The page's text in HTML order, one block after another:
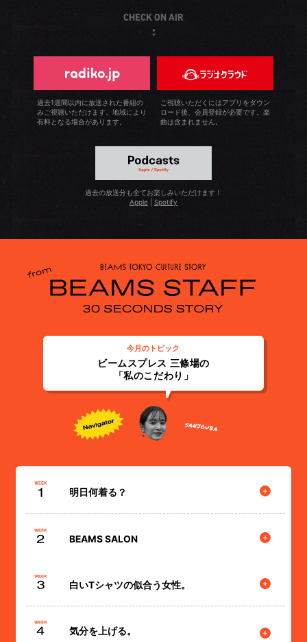
CHECK ON AIR
過去1週間以内に放送された番組の
みご視聴いただけます。地域により
有料となる場合があります。
ご視聴いただくにはアプリをダウン
ロード後、会員登録が必要です。楽
曲は含まれません。
過去の放送分も全てお楽しみいただけます！
Apple
Spotify
今月のトピック
ビームスプレス 三條場の
「私のこだわり」
明日何着る？
予報チェックは私のルーティーンの一つ。TPOに合わせて少し
常の移り変わりと共にファッションを合わせられる人は素敵で
すよね。また、最後に一番大切なのは「これが着たい！」とい
う自分の直感。コーディネートに対する自分のわがままな気持
ちは大切にしてあげて下さい。
BEAMS SALON
えます。大人になると必ずドレスアップを求められる場、それ
やかに彩ること。女性が女性でいる事を楽しめる瞬間を、ドレ
スアップにおいて心から楽しんで欲しい！という想いがブラン
白いTシャツの似合う女性。
す。自分に派手なファッションが似合わないという点もありま
気分を上げる。